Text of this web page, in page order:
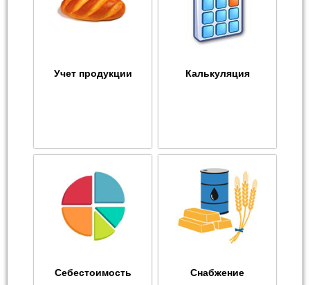
Учет продукции Калькуляция
Себестоимость Снабжение